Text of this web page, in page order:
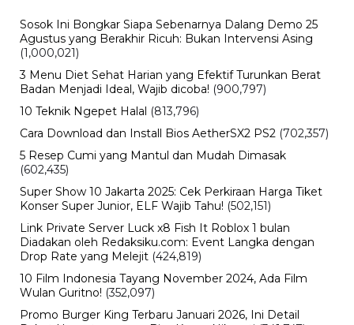
Sosok Ini Bongkar Siapa Sebenarnya Dalang Demo 25
Agustus yang Berakhir Ricuh: Bukan Intervensi Asing
(1,000,021)
3 Menu Diet Sehat Harian yang Efektif Turunkan Berat
Badan Menjadi Ideal, Wajib dicoba! (900,797)
10 Teknik Ngepet Halal (813,796)
Cara Download dan Install Bios AetherSX2 PS2 (702,357)
5 Resep Cumi yang Mantul dan Mudah Dimasak
(602,435)
Super Show 10 Jakarta 2025: Cek Perkiraan Harga Tiket
Konser Super Junior, ELF Wajib Tahu! (502,151)
Link Private Server Luck x8 Fish It Roblox 1 bulan
Diadakan oleh Redaksiku.com: Event Langka dengan
Drop Rate yang Melejit (424,819)
10 Film Indonesia Tayang November 2024, Ada Film
Wulan Guritno! (352,097)
Promo Burger King Terbaru Januari 2026, Ini Detail